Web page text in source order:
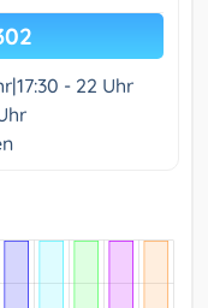
- 22 Uhr